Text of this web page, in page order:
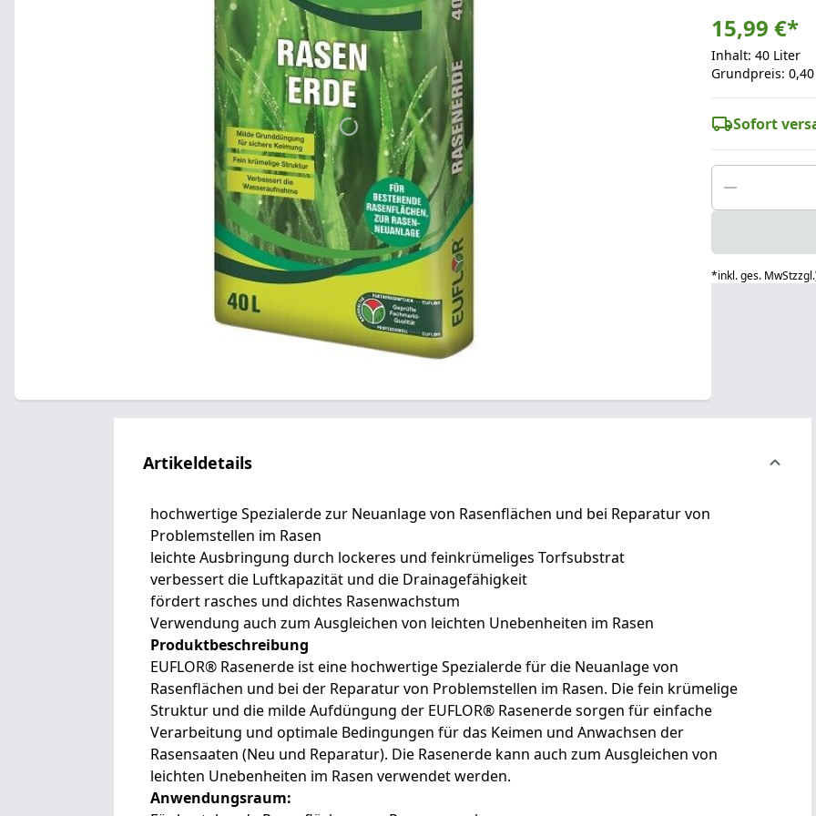
15,99 €*
Inhalt: 40 Liter
Grundpreis:
Sofort
*inkl. ges. MwStzzgl.
Artikeldetails
hochwertige Spezialerde zur Neuanlage von Rasenflächen und bei Reparatur von
Problemstellen im Rasen
leichte Ausbringung durch lockeres und feinkrümeliges Torfsubstrat
verbessert die Luftkapazität und die Drainagefähigkeit
fördert rasches und dichtes Rasenwachstum
Verwendung auch zum Ausgleichen von leichten Unebenheiten im Rasen
Produktbeschreibung
EUFLOR® Rasenerde ist eine hochwertige Spezialerde für die Neuanlage von
Rasenflächen und bei der Reparatur von Problemstellen im Rasen. Die fein krümelige
Struktur und die milde Aufdüngung der EUFLOR® Rasenerde sorgen für einfache
Verarbeitung und optimale Bedingungen für das Keimen und Anwachsen der
Rasensaaten (Neu und Reparatur). Die Rasenerde kann auch zum Ausgleichen von
leichten Unebenheiten im Rasen verwendet werden.
Anwendungsraum: